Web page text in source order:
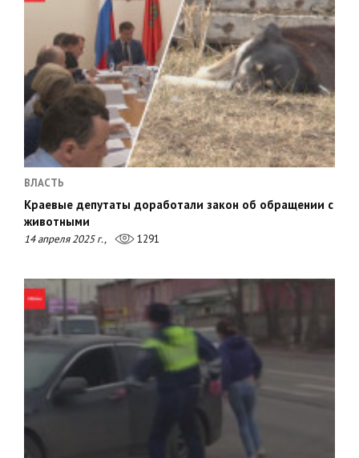
ВЛАСТЬ
Краевые депутаты доработали закон об обращении с
животными
14 апреля 2025 г., 1291